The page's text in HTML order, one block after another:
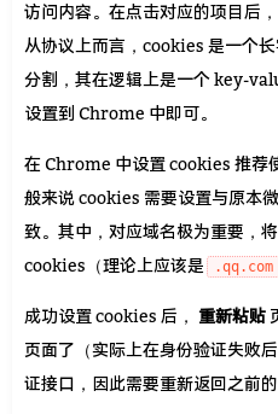
访问内容。在点击对应的项目后
从协议上而言，cookies 是一个
分割，其在逻辑上是一个 key-
设置到 Chrome 中即可。
在 Chrome 中设置 cookies 推
般来说 cookies 需要设置与原本
致。其中，对应域名极为重要，
cookies（理论上应该是
.qq.com
成功设置 cookies 后， 重新粘贴
页面了（实际上在身份验证失败
证接口，因此需要重新返回之前的